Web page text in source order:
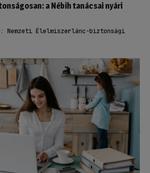
a Nébih tanácsai nyári
Nemzeti Élelmiszerlánc-biztonsági